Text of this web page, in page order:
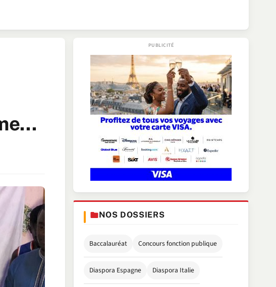
NOS DOSSIERS
Baccalauréat Concours fonction publique
Diaspora Espagne Diaspora Italie